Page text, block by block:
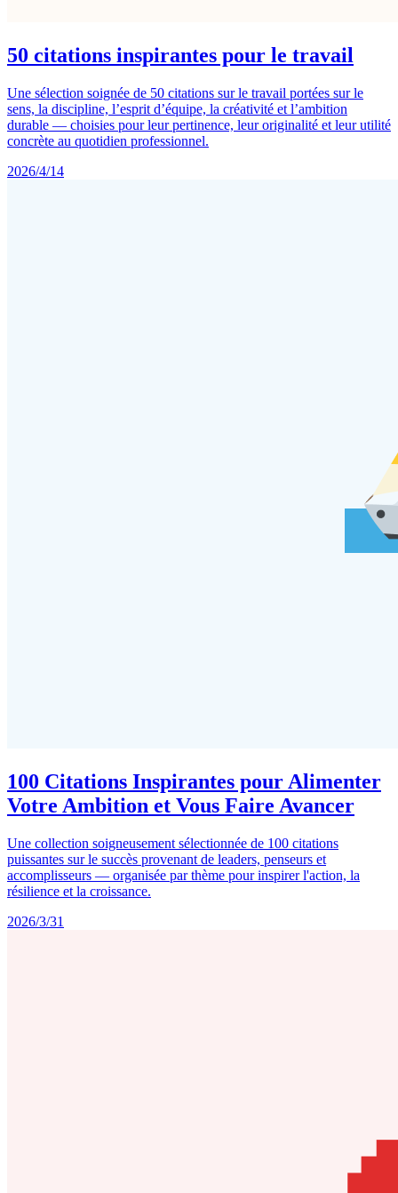
50 citations inspirantes pour le travail
Une sélection soignée de 50 citations sur le travail portées sur le
sens, la discipline, l’esprit d’équipe, la créativité et l’ambition
durable — choisies pour leur pertinence, leur originalité et leur utilité
concrète au quotidien professionnel.
2026/4/14
100 Citations Inspirantes pour Alimenter
Votre Ambition et Vous Faire Avancer
Une collection soigneusement sélectionnée de 100 citations
puissantes sur le succès provenant de leaders, penseurs et
accomplisseurs — organisée par thème pour inspirer l'action, la
résilience et la croissance.
2026/3/31